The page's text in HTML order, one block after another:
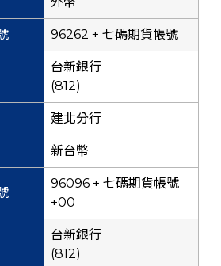
96262 + 七碼期貨帳號
台新銀行
(812)
建北分行
新台幣
96096 + 七碼期貨帳號
+00
台新銀行
(812)